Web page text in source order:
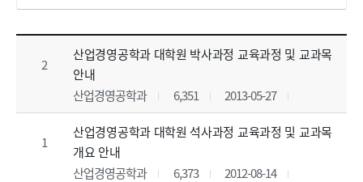
대학원_교육과정 목록 으로 번호, 제목, 작성자, 조회수, 등록 일, 첨부파일로 나열 되고 있습니다.
2
산업경영공학과 대학원 박사과정 교육과정 및 교과목
안내
산업경영공학과
6,351 2013-05-27
1
산업경영공학과 대학원 석사과정 교육과정 및 교과목
개요 안내
산업경영공학과
6,373 2012-08-14